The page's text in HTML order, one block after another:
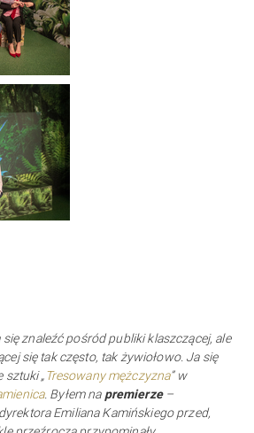
znaleźć pośród publiki klaszczącej, ale
się tak często, tak żywiołowo. Ja się
sztuki „Tresowany mężczyzna” w
. Byłem na premierze–
Emiliana Kamińskiego przed,